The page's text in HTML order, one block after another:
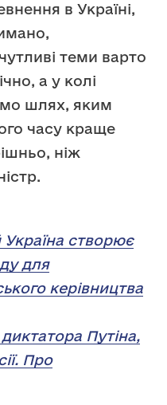
в Україні,
теми варто
а у колі
шлях, яким
часу краще
ніж
створює
для
керівництва
Путіна,
Про